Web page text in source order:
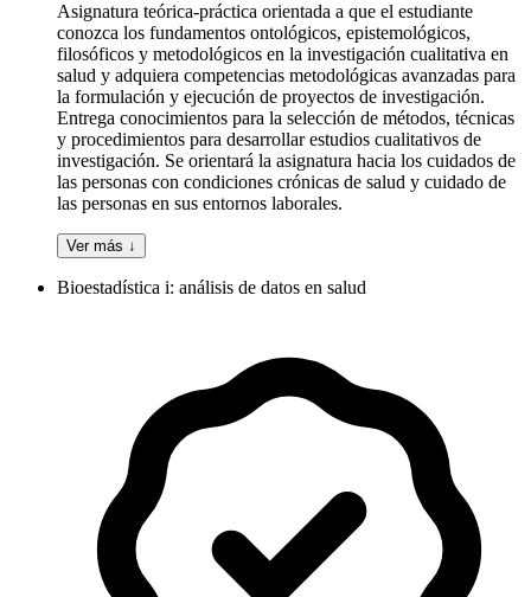
Asignatura teórica-práctica orientada a que el estudiante
conozca los fundamentos ontológicos, epistemológicos,
filosóficos y metodológicos en la investigación cualitativa en
salud y adquiera competencias metodológicas avanzadas para
la formulación y ejecución de proyectos de investigación.
Entrega conocimientos para la selección de métodos, técnicas
y procedimientos para desarrollar estudios cualitativos de
investigación. Se orientará la asignatura hacia los cuidados de
las personas con condiciones crónicas de salud y cuidado de
las personas en sus entornos laborales.
Ver más ↓
Bioestadística i: análisis de datos en salud